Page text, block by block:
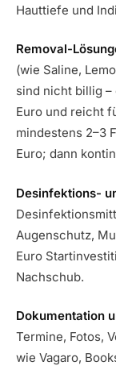
Hauttiefe und
Removal-
(wie Saline,
sind nicht billig –
Euro und reicht
mindestens 2–3
Euro; dann
Desinfektions-
Augenschutz,
Euro
Nachschub.
Dokumentation
Termine, Fotos,
wie Vagaro,